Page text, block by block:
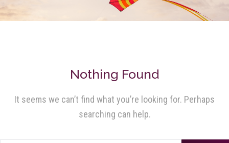
Nothing Found
It seems we can’t find what you’re looking for. Perhaps
searching can help.